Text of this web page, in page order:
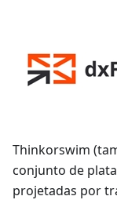
Thinkorswim
conjunto de
projetadas por